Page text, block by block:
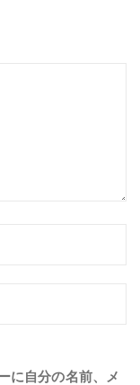
に自分の名前、メ